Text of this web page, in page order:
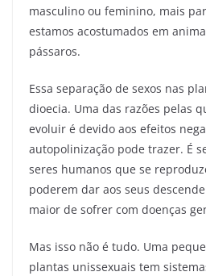
masculino ou feminino, mais
estamos acostumados em
pássaros.
Essa separação de sexos nas
dioecia. Uma das razões pelas
evoluir é devido aos efeitos
autopolinização pode trazer. É
seres humanos que se
poderem dar aos seus
maior de sofrer com doenças
Mas isso não é tudo. Uma
plantas unissexuais tem